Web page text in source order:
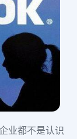
业都不是认识